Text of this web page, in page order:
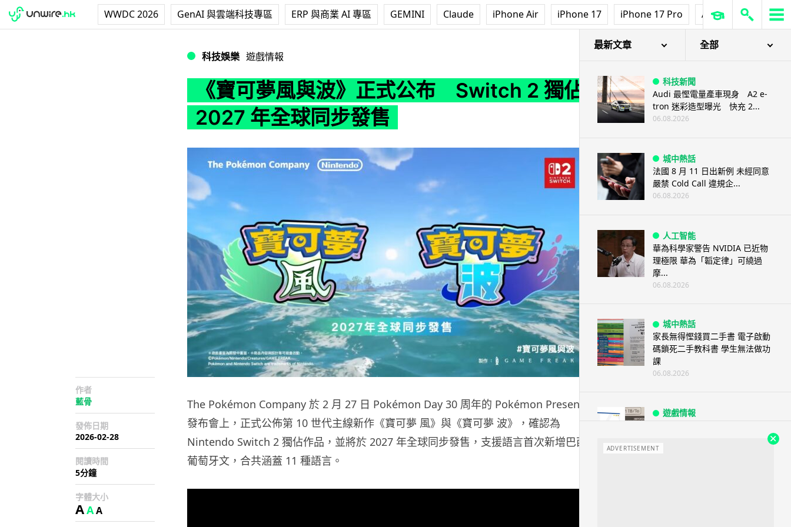
WWDC 2026 GenAI 與雲端科技專區 ERP 與商業 AI 專區 GEMINI Claude iPhone Air iPhone 17 iPhone 17 Pro AirPods Pro 3
科技娛樂 遊戲情報
《寶可夢風與波》正式公布 Switch 2 獨佔
2027 年全球同步發售
作者
藍骨
發佈日期
2026-02-28
閱讀時間
5分鐘
字體大小
AAA
The Pokémon Company 於 2 月 27 日 Pokémon Day 30 周年的 Pokémon Presents
發布會上，正式公佈第 10 世代主線新作《寶可夢 風》與《寶可夢 波》，確認為
Nintendo Switch 2 獨佔作品，並將於 2027 年全球同步發售，支援語言首次新增巴西
葡萄牙文，合共涵蓋 11 種語言。
最新文章 全部
科技新聞
Audi 最慳電量產車現身 A2 e-
tron 迷彩造型曝光 快充 2...
06.08.2026
城中熱話
法國 8 月 11 日出新例 未經同意
嚴禁 Cold Call 違規企...
06.08.2026
人工智能
華為科學家警告 NVIDIA 已近物
理極限 華為「韜定律」可繞過
摩...
06.08.2026
城中熱話
家長無得慳錢買二手書 電子啟動
碼鎖死二手教科書 學生無法做功
課
06.08.2026
遊戲情報
06.08.2026
ADVERTISEMENT